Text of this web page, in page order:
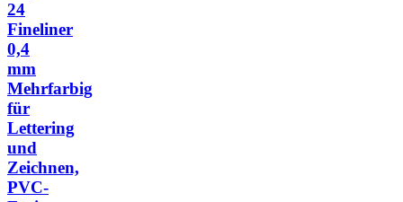
24
Fineliner
0,4
mm
Mehrfarbig
für
Lettering
und
Zeichnen,
PVC-